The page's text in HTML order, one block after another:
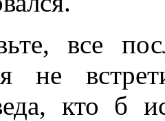
все
не
кто б